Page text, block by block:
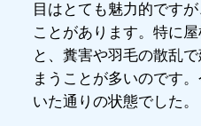
目はとても魅力的です
ことがあります。特に
と、糞害や羽毛の散乱
まうことが多いのです
いた通りの状態でした。